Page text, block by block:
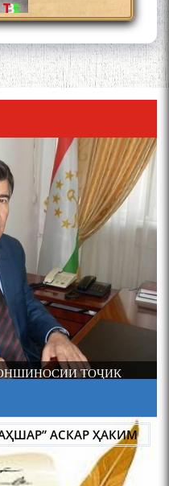
/
ТОҶИК
АСКАР ҲАКИМ